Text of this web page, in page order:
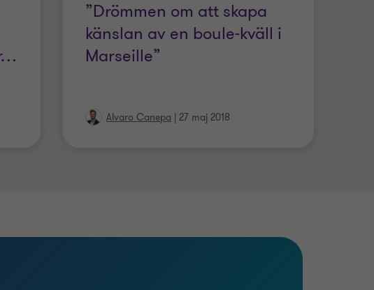
…
”Drömmen om att skapa
känslan av en boule-kväll i
Marseille”
Alvaro Canepa | 27 maj 2018